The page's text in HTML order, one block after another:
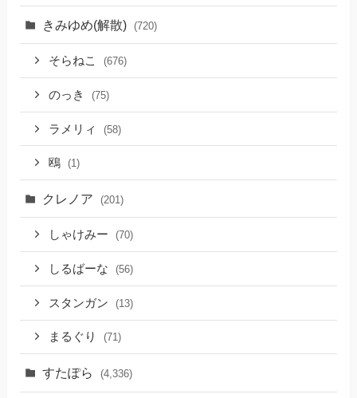
きみゆめ(解散) (720)
そらねこ (676)
のっき (75)
ラメリィ (58)
鴎 (1)
クレノア (201)
しゃけみー (70)
しるばーな (56)
スタンガン (13)
まるぐり (71)
すたぽら (4,336)